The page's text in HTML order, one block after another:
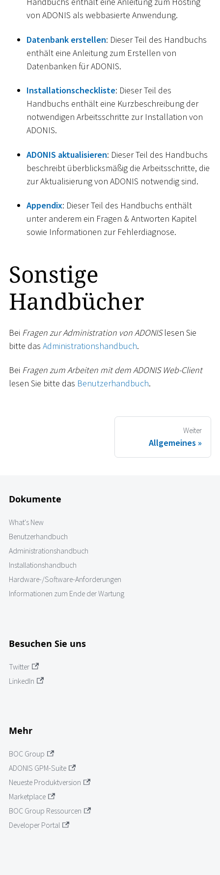
von ADONIS als webbasierte Anwendung.
Datenbank erstellen: Dieser Teil des Handbuchs
enthält eine Anleitung zum Erstellen von
Datenbanken für ADONIS.
Installationscheckliste: Dieser Teil des
Handbuchs enthält eine Kurzbeschreibung der
notwendigen Arbeitsschritte zur Installation von
ADONIS.
ADONIS aktualisieren: Dieser Teil des Handbuchs
beschreibt überblicksmäßig die Arbeitsschritte, die
zur Aktualisierung von ADONIS notwendig sind.
Appendix: Dieser Teil des Handbuchs enthält
unter anderem ein Fragen & Antworten Kapitel
sowie Informationen zur Fehlerdiagnose.
Sonstige
Handbücher
Bei Fragen zur Administration von ADONISlesen Sie
bitte das Administrationshandbuch.
Bei Fragen zum Arbeiten mit dem ADONIS Web-Client
lesen Sie bitte das Benutzerhandbuch.
Weiter
Allgemeines
Dokumente
What's New
Benutzerhandbuch
Administrationshandbuch
Installationshandbuch
Hardware-/Software-Anforderungen
Informationen zum Ende der Wartung
Besuchen Sie uns
Twitter
LinkedIn
Mehr
BOC Group
ADONIS GPM-Suite
Neueste Produktversion
Marketplace
BOC Group Ressourcen
Developer Portal